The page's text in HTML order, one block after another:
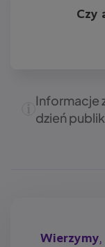
Czy
Informacje
dzień
Wierzymy